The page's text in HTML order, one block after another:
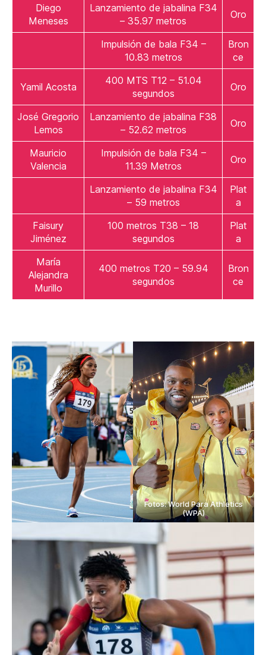
Diego
Meneses
Lanzamiento de jabalina F34
– 35.97 metros
Oro
Impulsión de bala F34 –
10.83 metros
Bron
ce
Yamil Acosta
400 MTS T12 – 51.04
segundos
Oro
José Gregorio
Lemos
Lanzamiento de jabalina F38
– 52.62 metros
Oro
Mauricio
Valencia
Impulsión de bala F34 –
11.39 Metros
Oro
Lanzamiento de jabalina F34
– 59 metros
Plat
a
Faisury
Jiménez
100 metros T38 – 18
segundos
Plat
a
María
Alejandra
Murillo
400 metros T20 – 59.94
segundos
Bron
ce
Fotos: World Para Athletics
(WPA)